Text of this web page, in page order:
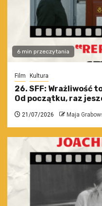
6 min przeczytania
Film Kultura
26. SFF: Wrażliwość
Od początku, raz
21/07/2026 Maja